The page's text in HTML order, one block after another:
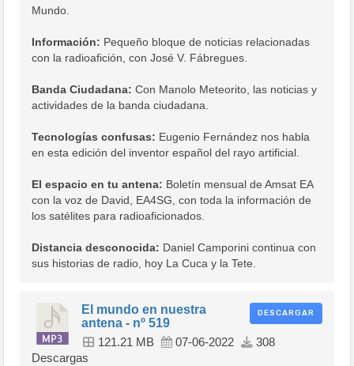
Mundo.
Información: Pequeño bloque de noticias relacionadas
con la radioafición, con José V. Fábregues.
Banda Ciudadana: Con Manolo Meteorito, las noticias y
actividades de la banda ciudadana.
Tecnologías confusas: Eugenio Fernández nos habla
en esta edición del inventor español del rayo artificial.
El espacio en tu antena: Boletín mensual de Amsat EA
con la voz de David, EA4SG, con toda la información de
los satélites para radioaficionados.
Distancia desconocida: Daniel Camporini continua con
sus historias de radio, hoy La Cuca y la Tete.
DESCARGAR
El mundo en nuestra
antena - nº 519
121.21 MB 07-06-2022
308
Descargas